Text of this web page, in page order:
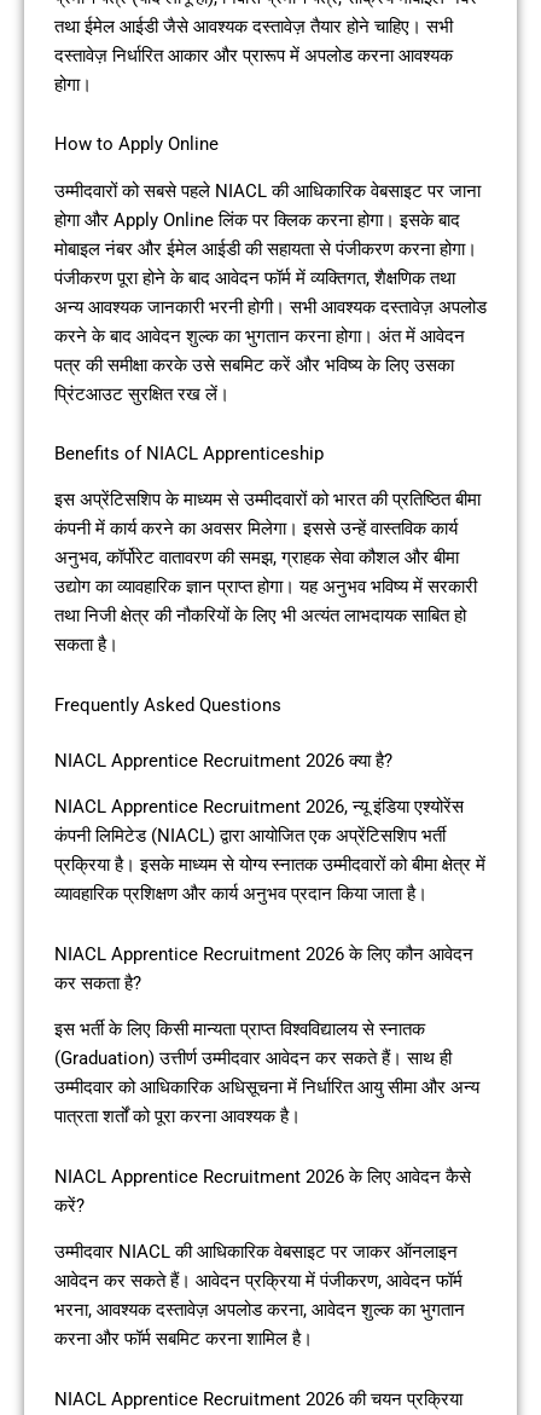
तथा ईमेल आईडी जैसे आवश्यक दस्तावेज़ तैयार होने चाहिए। सभी
दस्तावेज़ निर्धारित आकार और प्रारूप में अपलोड करना आवश्यक
होगा।
How to Apply Online
उम्मीदवारों को सबसे पहले NIACL की आधिकारिक वेबसाइट पर जाना
होगा और Apply Online लिंक पर क्लिक करना होगा। इसके बाद
मोबाइल नंबर और ईमेल आईडी की सहायता से पंजीकरण करना होगा।
पंजीकरण पूरा होने के बाद आवेदन फॉर्म में व्यक्तिगत, शैक्षणिक तथा
अन्य आवश्यक जानकारी भरनी होगी। सभी आवश्यक दस्तावेज़ अपलोड
करने के बाद आवेदन शुल्क का भुगतान करना होगा। अंत में आवेदन
पत्र की समीक्षा करके उसे सबमिट करें और भविष्य के लिए उसका
प्रिंटआउट सुरक्षित रख लें।
Benefits of NIACL Apprenticeship
इस अप्रेंटिसशिप के माध्यम से उम्मीदवारों को भारत की प्रतिष्ठित बीमा
कंपनी में कार्य करने का अवसर मिलेगा। इससे उन्हें वास्तविक कार्य
अनुभव, कॉर्पोरेट वातावरण की समझ, ग्राहक सेवा कौशल और बीमा
उद्योग का व्यावहारिक ज्ञान प्राप्त होगा। यह अनुभव भविष्य में सरकारी
तथा निजी क्षेत्र की नौकरियों के लिए भी अत्यंत लाभदायक साबित हो
सकता है।
Frequently Asked Questions
NIACL Apprentice Recruitment 2026 क्या है?
NIACL Apprentice Recruitment 2026, न्यू इंडिया एश्योरेंस
कंपनी लिमिटेड (NIACL) द्वारा आयोजित एक अप्रेंटिसशिप भर्ती
प्रक्रिया है। इसके माध्यम से योग्य स्नातक उम्मीदवारों को बीमा क्षेत्र में
व्यावहारिक प्रशिक्षण और कार्य अनुभव प्रदान किया जाता है।
NIACL Apprentice Recruitment 2026 के लिए कौन आवेदन
कर सकता है?
इस भर्ती के लिए किसी मान्यता प्राप्त विश्वविद्यालय से स्नातक
(Graduation) उत्तीर्ण उम्मीदवार आवेदन कर सकते हैं। साथ ही
उम्मीदवार को आधिकारिक अधिसूचना में निर्धारित आयु सीमा और अन्य
पात्रता शर्तों को पूरा करना आवश्यक है।
NIACL Apprentice Recruitment 2026 के लिए आवेदन कैसे
करें?
उम्मीदवार NIACL की आधिकारिक वेबसाइट पर जाकर ऑनलाइन
आवेदन कर सकते हैं। आवेदन प्रक्रिया में पंजीकरण, आवेदन फॉर्म
भरना, आवश्यक दस्तावेज़ अपलोड करना, आवेदन शुल्क का भुगतान
करना और फॉर्म सबमिट करना शामिल है।
NIACL Apprentice Recruitment 2026 की चयन प्रक्रिया